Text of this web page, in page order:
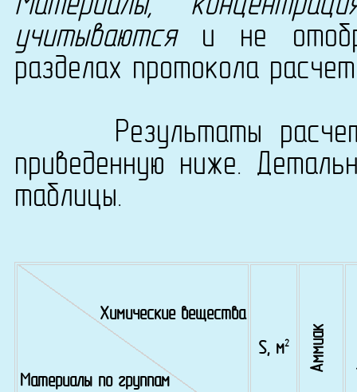
Материалы,
учитываютсяи не
разделах протокола
Результаты расчета
приведенную ниже.
таблицы.
Химические вещества
Материалы по группам
S, м2 Аммиак